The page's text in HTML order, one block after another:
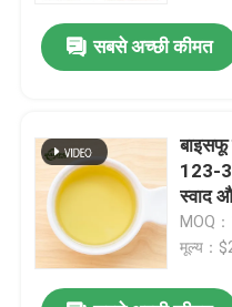
हमारे बारे में
कारखाने का दौरा
गुणवत्ता नियंत्रण
हमसे संपर्क करें
सबसे अच्छी कीमत
बाइसफू
123-
स्वाद
MOQ
मूल्य：